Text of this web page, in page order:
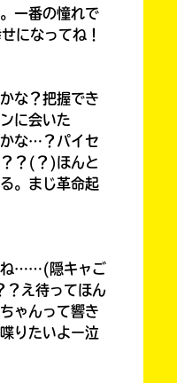
一番の憧れで
になってね！
な？把握でき
に会いた
な…？パイセ
？(？)ほんと
。まじ革命起
……(隠キャご
？え待ってほん
ゃんって響き
りたいよー泣